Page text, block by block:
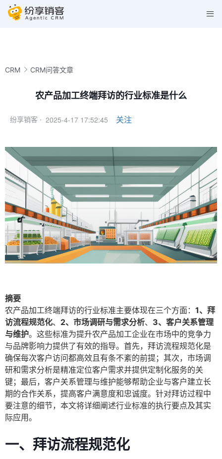
CRM CRM问答文章
农产品加工终端拜访的行业标准是什么
纷享销客 · 2025-4-17 17:52:45 关注
摘要
农产品加工终端拜访的行业标准主要体现在三个方面： 1、拜
访流程规范化、 2、市场调研与需求分析、 3、客户关系管理
与维护。这些标准为提升农产品加工企业在市场中的竞争力
与品牌影响力提供了有效的指导。首先，拜访流程规范化是
确保每次客户访问都高效且有条不紊的前提；其次，市场调
研和需求分析是精准定位客户需求并提供定制化服务的关
键；最后，客户关系管理与维护能够帮助企业与客户建立长
期的合作关系，提高客户满意度和忠诚度。针对拜访过程中
要注意的细节，本文将详细阐述行业标准的执行要点及其实
际应用。
一、拜访流程规范化